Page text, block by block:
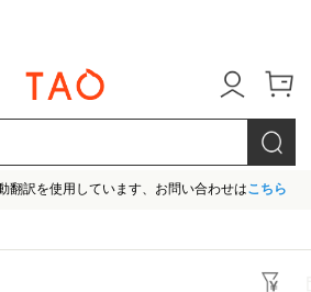
翻訳を使用しています、お問い合わせはこちら